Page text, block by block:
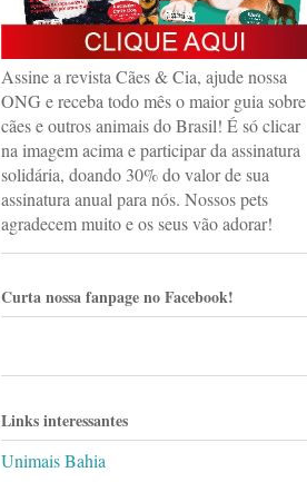
Assine a revista Cães & Cia, ajude nossa
ONG e receba todo mês o maior guia sobre
cães e outros animais do Brasil! É só clicar
na imagem acima e participar da assinatura
solidária, doando 30% do valor de sua
assinatura anual para nós. Nossos pets
agradecem muito e os seus vão adorar!
Curta nossa fanpage no Facebook!
Links interessantes
Unimais Bahia